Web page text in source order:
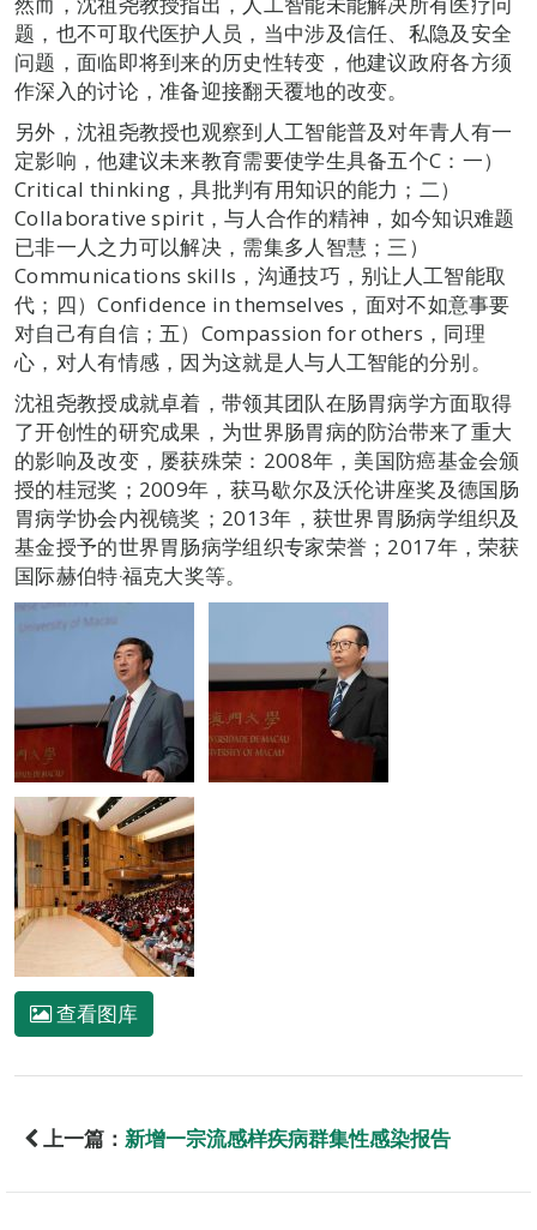
题，也不可取代医护人员，当中涉及信任、私隐及安全
问题，面临即将到来的历史性转变，他建议政府各方须
作深入的讨论，准备迎接翻天覆地的改变。
另外，沈祖尧教授也观察到人工智能普及对年青人有一
定影响，他建议未来教育需要使学生具备五个C：一）
Critical thinking，具批判有用知识的能力；二）
Collaborative spirit，与人合作的精神，如今知识难题
已非一人之力可以解决，需集多人智慧；三）
Communications skills，沟通技巧，别让人工智能取
代；四）Confidence in themselves，面对不如意事要
对自己有自信；五）Compassion for others，同理
心，对人有情感，因为这就是人与人工智能的分别。
沈祖尧教授成就卓着，带领其团队在肠胃病学方面取得
了开创性的研究成果，为世界肠胃病的防治带来了重大
的影响及改变，屡获殊荣：2008年，美国防癌基金会颁
授的桂冠奖；2009年，获马歇尔及沃伦讲座奖及德国肠
胃病学协会内视镜奖；2013年，获世界胃肠病学组织及
基金授予的世界胃肠病学组织专家荣誉；2017年，荣获
国际赫伯特‧福克大奖等。
查看图库
上一篇： 新增一宗流感样疾病群集性感染报告